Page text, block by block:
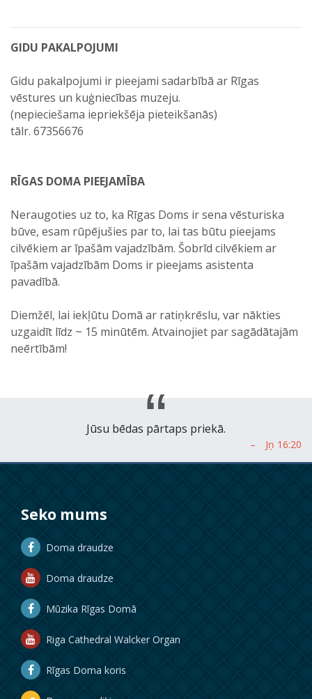
GIDU PAKALPOJUMI
Gidu pakalpojumi ir pieejami sadarbībā ar Rīgas
vēstures un kuģniecības muzeju.
(nepieciešama iepriekšēja pieteikšanās)
tālr. 67356676
RĪGAS DOMA PIEEJAMĪBA
Neraugoties uz to, ka Rīgas Doms ir sena vēsturiska
būve, esam rūpējušies par to, lai tas būtu pieejams
cilvēkiem ar īpašām vajadzībām. Šobrīd cilvēkiem ar
īpašām vajadzībām Doms ir pieejams asistenta
pavadībā.
Diemžēl, lai iekļūtu Domā ar ratiņkrēslu, var nākties
uzgaidīt līdz ~ 15 minūtēm. Atvainojiet par sagādātajām
neērtībām!
Jūsu bēdas pārtaps priekā.
Seko mums
Doma draudze
Doma draudze
Mūzika Rīgas Domā
Riga Cathedral Walcker Organ
Rīgas Doma koris